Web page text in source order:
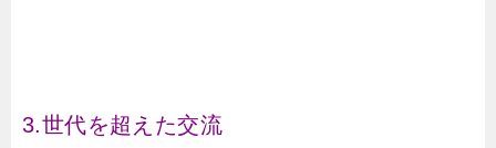
3.世代を超えた交流